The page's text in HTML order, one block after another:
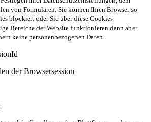
von Formularen. Sie können Ihren Browser so
blockiert oder Sie über diese Cookies
Bereiche der Website funktionieren dann aber
keine personenbezogenen Daten.
der Browsersession